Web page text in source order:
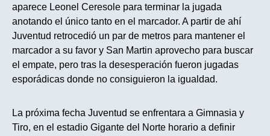
aparece Leonel Ceresole para terminar la jugada
anotando el único tanto en el marcador. A partir de ahí
Juventud retrocedió un par de metros para mantener el
marcador a su favor y San Martin aprovecho para buscar
el empate, pero tras la desesperación fueron jugadas
esporádicas donde no consiguieron la igualdad.
La próxima fecha Juventud se enfrentara a Gimnasia y
Tiro, en el estadio Gigante del Norte horario a definir